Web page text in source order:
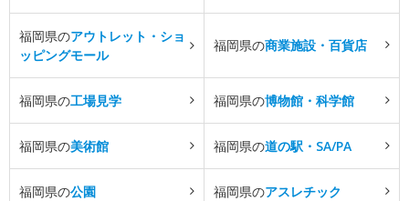
福岡県のアウトレット・ショ
ッピングモール
福岡県の商業施設・百貨店
福岡県の工場見学 福岡県の博物館・科学館
福岡県の美術館 福岡県の道の駅・SA/PA
福岡県の公園 福岡県のアスレチック